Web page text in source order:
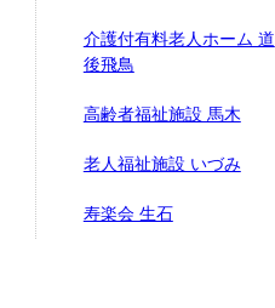
介護付有料老人ホーム 道
後飛鳥
高齢者福祉施設 馬木
老人福祉施設 いづみ
寿楽会 生石